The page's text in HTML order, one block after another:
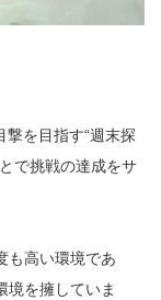
撃を目指す“週末探
で挑戦の達成をサ
も高い環境であ
境を擁していま